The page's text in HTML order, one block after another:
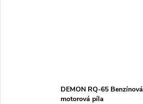
DEMON RQ-65 Benzínová
motorová píla